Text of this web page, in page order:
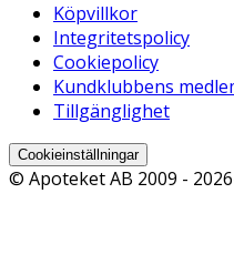
Köpvillkor
Integritetspolicy
Cookiepolicy
Kundklubbens
Tillgänglighet
Cookieinställningar
© Apoteket AB 2009 -